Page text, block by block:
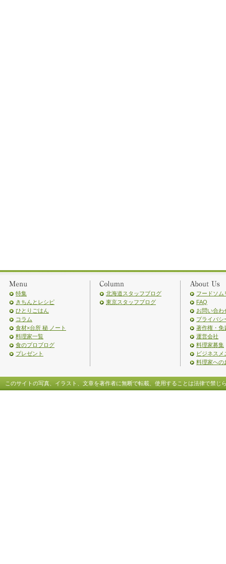
特集
きちんとレシピ
ひとりごはん
コラム
食材×台所 秘 ノート
料理家一覧
食のプロブログ
プレゼント
北海道スタッフブログ
東京スタッフブログ
フードソム
FAQ
お問い合わ
プライバシ
著作権・免
運営会社
料理家募集
ビジネスメ
料理家への
このサイトの写真、イラスト、文章を著作者に無断で転載、使用することは法律で禁じ